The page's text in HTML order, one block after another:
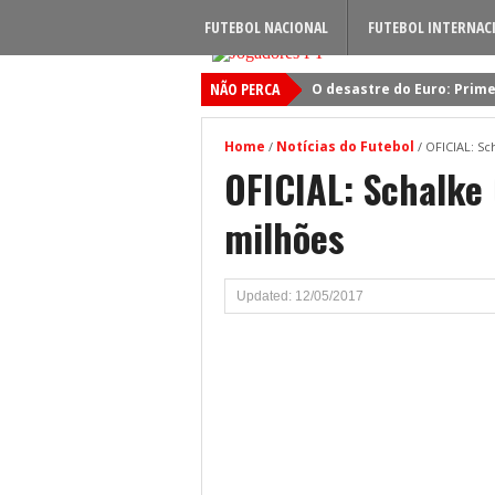
FUTEBOL NACIONAL FUTEBOL
NÃO PERCA
O desastre do Euro:
Sporting: Soluções
Viktor Gyokeres: Torna-
Quando será jogado o
Home / Notícias do Futebol / OFICIAL:
OFICIAL:
milhões
Updated: 12/05/2017